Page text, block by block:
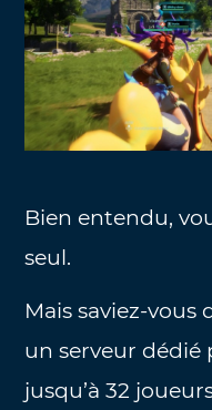
Bien entendu,
seul.
Mais saviez-vous
un serveur dédié
jusqu’à 32